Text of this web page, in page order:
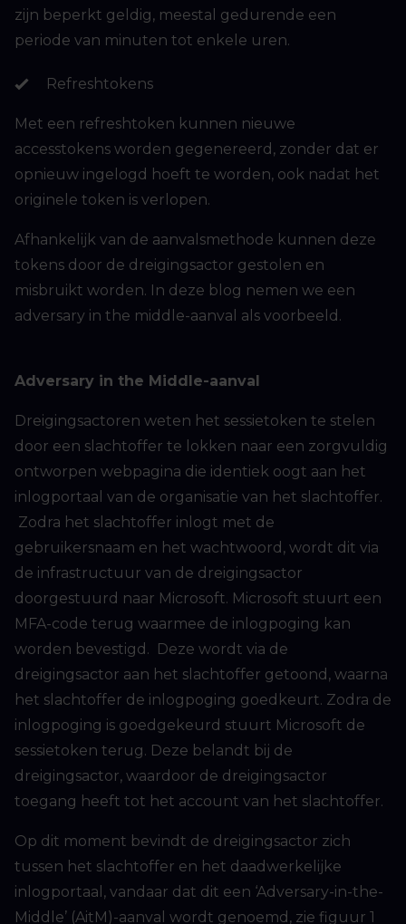
zijn beperkt geldig, meestal gedurende een
periode van minuten tot enkele uren.
Refreshtokens
Met een refreshtoken kunnen nieuwe
accesstokens worden gegenereerd, zonder dat er
opnieuw ingelogd hoeft te worden, ook nadat het
originele token is verlopen.
Afhankelijk van de aanvalsmethode kunnen deze
tokens door de dreigingsactor gestolen en
misbruikt worden. In deze blog nemen we een
adversary in the middle-aanval als voorbeeld.
Adversary in the Middle-aanval
Dreigingsactoren weten het sessietoken te stelen
door een slachtoffer te lokken naar een zorgvuldig
ontworpen webpagina die identiek oogt aan het
inlogportaal van de organisatie van het slachtoffer.
Zodra het slachtoffer inlogt met de
gebruikersnaam en het wachtwoord, wordt dit via
de infrastructuur van de dreigingsactor
doorgestuurd naar Microsoft. Microsoft stuurt een
MFA-code terug waarmee de inlogpoging kan
worden bevestigd. Deze wordt via de
dreigingsactor aan het slachtoffer getoond, waarna
het slachtoffer de inlogpoging goedkeurt. Zodra de
inlogpoging is goedgekeurd stuurt Microsoft de
sessietoken terug. Deze belandt bij de
dreigingsactor, waardoor de dreigingsactor
toegang heeft tot het account van het slachtoffer.
Op dit moment bevindt de dreigingsactor zich
tussen het slachtoffer en het daadwerkelijke
inlogportaal, vandaar dat dit een ‘Adversary-in-the-
Middle’ (AitM)-aanval wordt genoemd, zie figuur 1